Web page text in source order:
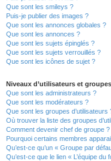
Que sont les smileys ?
Puis-je publier des images ?
Que sont les annonces globales ?
Que sont les annonces ?
Que sont les sujets épinglés ?
Que sont les sujets verrouillés ?
Que sont les icônes de sujet ?
Niveaux d’utilisateurs et groupes
Que sont les administrateurs ?
Que sont les modérateurs ?
Que sont les groupes d’utilisateurs
Où trouver la liste des groupes
Comment devenir chef de groupe ?
Pourquoi certains membres
Qu’est-ce qu’un « Groupe par
Qu’est-ce que le lien « L’équipe du